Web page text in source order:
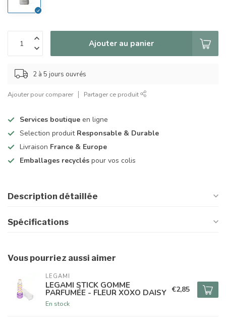
Ajouter au panier
2 à 5 jours ouvrés
Ajouter pour comparer Partager ce produit
Services boutique en ligne
Selection produit Responsable & Durable
Livraison France & Europe
Emballages recyclés pour vos colis
Description détaillée
Spécifications
Vous pourriez aussi aimer
LEGAMI
LEGAMI STICK GOMME
PARFUMÉE - FLEUR XOXO DAISY
En stock
€2,85